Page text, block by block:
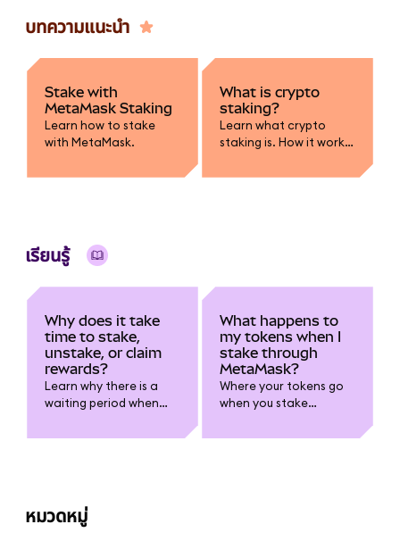
รักษาความปลอดภัย
บทความแนะนำ
Stake with
MetaMask Staking
Learn how to stake
with MetaMask.
What is crypto
staking?
Learn what crypto
staking is. How it works,
earned, risks like lock-
เรียนรู้
Why does it take
time to stake,
unstake, or claim
rewards?
Learn why there is a
waiting period when
What happens to
my tokens when I
stake through
MetaMask?
Where your tokens go
when you stake
หมวดหมู่